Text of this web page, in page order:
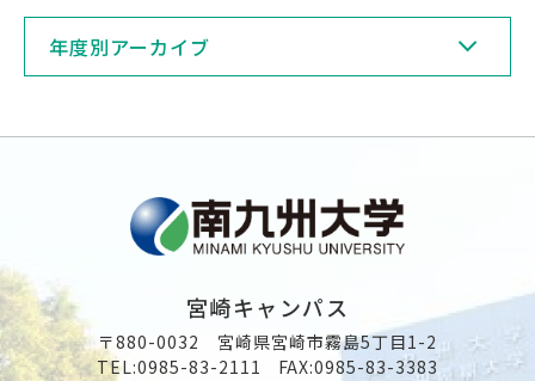
年度別アーカイブ
宮崎キャンパス
〒880-0032 宮崎県宮崎市霧島5丁目1-2
TEL:0985-83-2111 FAX:0985-83-3383